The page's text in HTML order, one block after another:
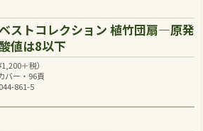
ストコレクション 植竹団扇―原発
値は8以下
1,200＋税）
バー・96頁
861-5